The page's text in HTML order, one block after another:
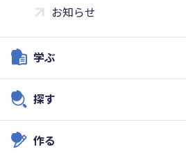
お知らせ
学ぶ
探す
作る